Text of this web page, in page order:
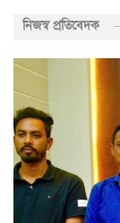
নিজস্ব প্রতিবেদক